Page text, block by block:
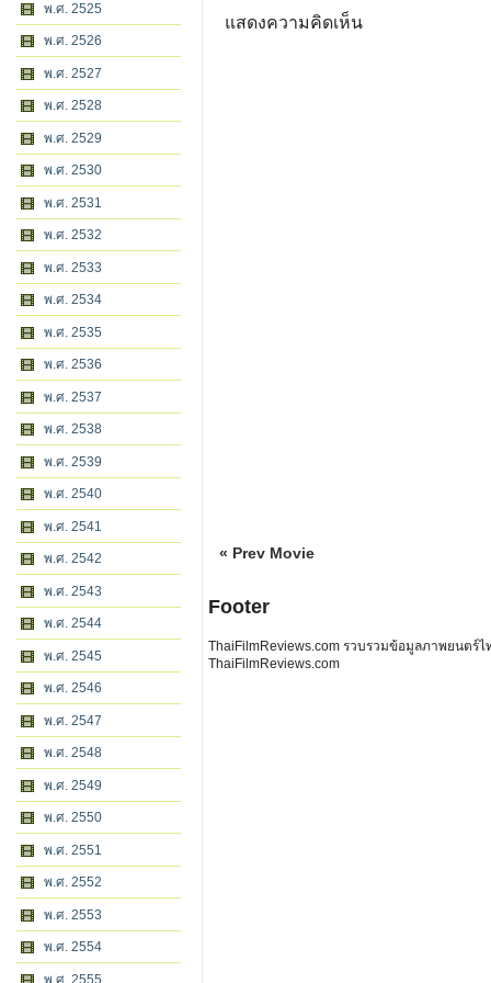
พ.ศ. 2525
พ.ศ. 2526
พ.ศ. 2527
พ.ศ. 2528
พ.ศ. 2529
พ.ศ. 2530
พ.ศ. 2531
พ.ศ. 2532
พ.ศ. 2533
พ.ศ. 2534
พ.ศ. 2535
พ.ศ. 2536
พ.ศ. 2537
พ.ศ. 2538
พ.ศ. 2539
พ.ศ. 2540
พ.ศ. 2541
พ.ศ. 2542
พ.ศ. 2543
พ.ศ. 2544
พ.ศ. 2545
พ.ศ. 2546
พ.ศ. 2547
พ.ศ. 2548
พ.ศ. 2549
พ.ศ. 2550
พ.ศ. 2551
พ.ศ. 2552
พ.ศ. 2553
พ.ศ. 2554
พ.ศ. 2555
แสดงความคิดเห็น
« Prev Movie
Footer
ThaiFilmReviews.com รวบรวมข้อมูลภาพยนตร์
ThaiFilmReviews.com